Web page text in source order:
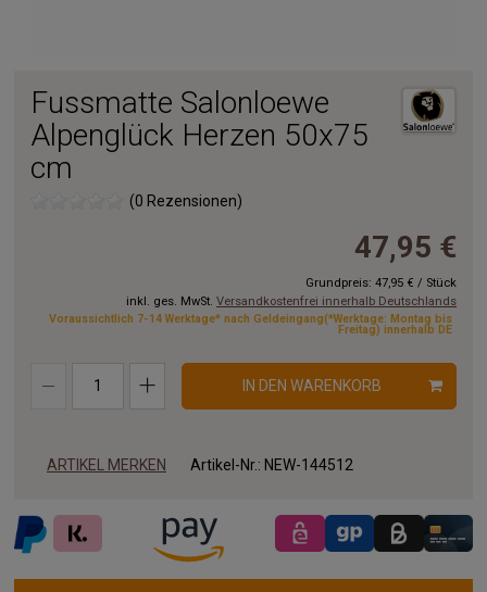
Fussmatte Salonloewe
Alpenglück Herzen 50x75
cm
(0 Rezensionen)
47,95 €
Grundpreis: 47,95 € / Stück
inkl. ges. MwSt. Versandkostenfrei innerhalb Deutschlands
Voraussichtlich 7-14 Werktage* nach Geldeingang(*Werktage: Montag bis
Freitag) innerhalb DE
IN DEN WARENKORB
ARTIKEL MERKEN Artikel-Nr.: NEW-144512